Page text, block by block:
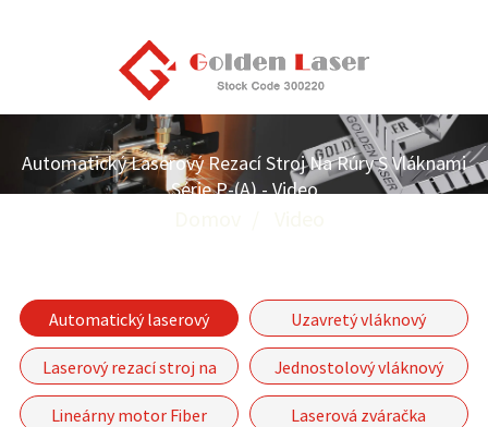
Automatický Laserový Rezací Stroj Na Rúry S Vláknami
Série P-(A) - Video
Automatický laserový
rezací stroj na rúry série
P-(A)
Uzavretý vláknový
laserový rezací stroj
Laserový rezací stroj na
rúry a dosky
Jednostolový vláknový
laserový rezací stroj série
Lineárny motor Fiber
Laserová zváračka